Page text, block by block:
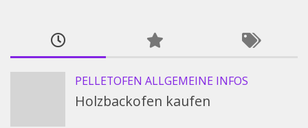
PELLETOFEN ALLGEMEINE INFOS
Holzbackofen kaufen